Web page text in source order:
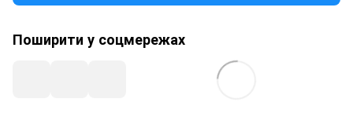
Поширити у соцмережах